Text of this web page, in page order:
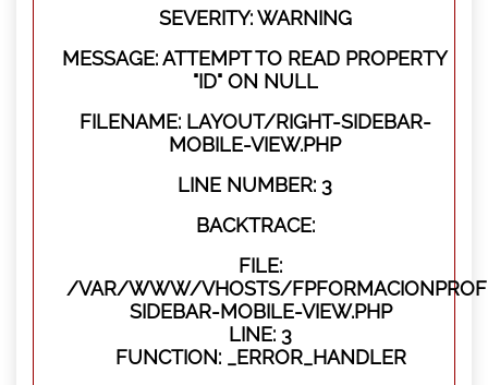
SEVERITY: WARNING
MESSAGE: ATTEMPT TO READ PROPERTY
"ID" ON NULL
FILENAME: LAYOUT/RIGHT-SIDEBAR-
MOBILE-VIEW.PHP
LINE NUMBER: 3
BACKTRACE:
FILE:
/VAR/WWW/VHOSTS/
SIDEBAR-MOBILE-VIEW.PHP
LINE: 3
FUNCTION: _ERROR_HANDLER